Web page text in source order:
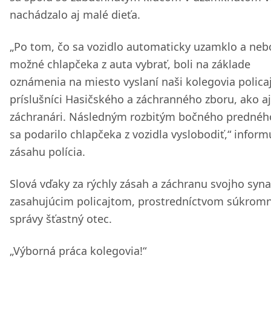
nachádzalo aj malé dieťa.
„Po tom, čo sa vozidlo automaticky uzamklo a
možné chlapčeka z auta vybrať, boli na základe
oznámenia na miesto vyslaní naši kolegovia
príslušníci Hasičského a záchranného zboru, ako aj
záchranári. Následným rozbitým bočného
sa podarilo chlapčeka z vozidla vyslobodiť,“
zásahu polícia.
Slová vďaky za rýchly zásah a záchranu svojho
zasahujúcim policajtom, prostredníctvom
správy šťastný otec.
„Výborná práca kolegovia!“